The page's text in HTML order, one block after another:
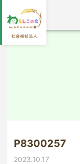
P8300257
2023.10.17